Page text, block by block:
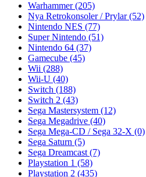
Warhammer(205)
Nya Retrokonsoler / Prylar(52)
Nintendo NES (77)
Super Nintendo (51)
Nintendo 64 (37)
Gamecube (45)
Wii (288)
Wii-U (40)
Switch (188)
Switch 2 (43)
Sega Mastersystem (12)
Sega Megadrive (40)
Sega Mega-CD / Sega 32-X (0)
Sega Saturn (5)
Sega Dreamcast (7)
Playstation 1 (58)
Playstation 2 (435)